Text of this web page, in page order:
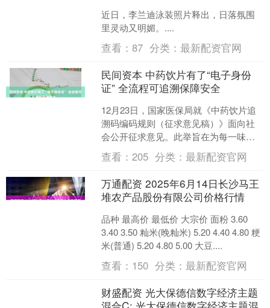
近日，李兰迪泳装照片释出，日落氛围
里灵动又明媚。....
查看：87 分类：最新配资官网
民间资本 中药饮片有了“电子身份
证” 全流程可追溯保障安全
12月23日，国家医保局就《中药饮片追
溯码编码规则（征求意见稿）》面向社
会公开征求意见。此举旨在为每一味中
药饮片赋予唯一的“电子身份证”，推进中
药饮片纳入全国统....
查看：205 分类：最新配资官网
万通配资 2025年6月14日长沙马王
堆农产品股份有限公司价格行情
品种 最高价 最低价 大宗价 面粉 3.60
3.40 3.50 籼米(晚籼米) 5.20 4.40 4.80 粳
米(普通) 5.20 4.80 5.00 大豆....
查看： 150 分类：最新配资官网
财盛配资 光大保德信数字经济主题